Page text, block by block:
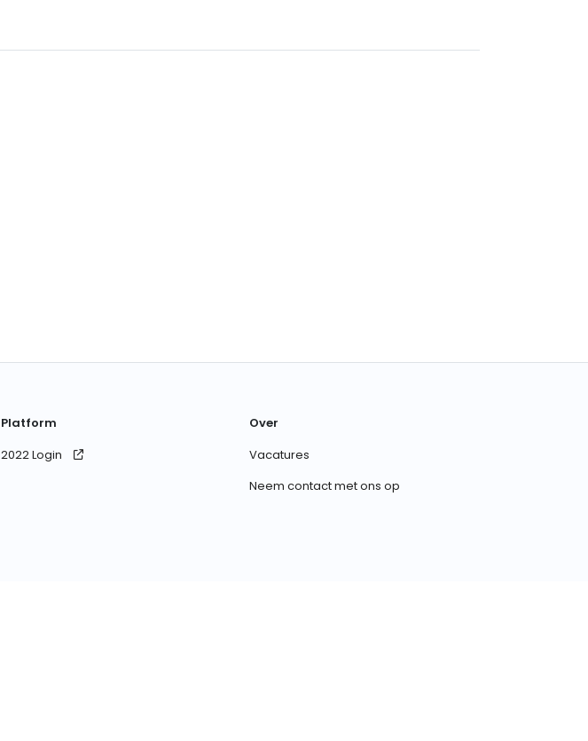
Platform
2022 Login
Over
Vacatures
Neem contact met ons op